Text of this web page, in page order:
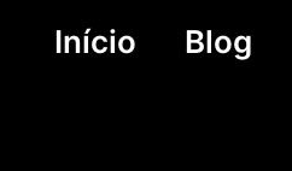
Início Blog